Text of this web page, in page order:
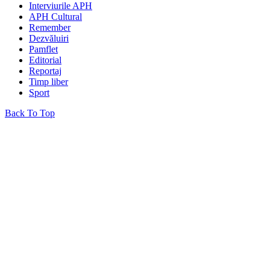
Interviurile APH
APH Cultural
Remember
Dezvăluiri
Pamflet
Editorial
Reportaj
Timp liber
Sport
Back To Top